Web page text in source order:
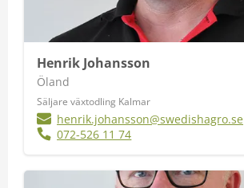
Henrik Johansson
Öland
Säljare växtodling Kalmar
henrik.johansson@swedishagro.se
072-526 11 74